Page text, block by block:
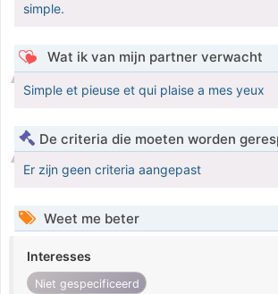
simple.
Wat ik van mijn partner verwacht
Simple et pieuse et qui plaise a mes yeux
De criteria die moeten worden
Er zijn geen criteria aangepast
Weet me beter
Interesses
Niet gespecificeerd